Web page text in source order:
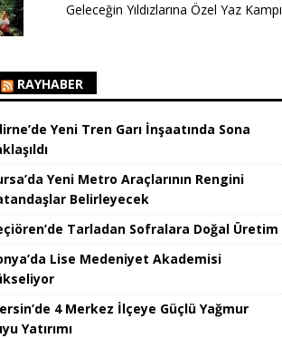
Geleceğin Yıldızlarına Özel Yaz Kampı
RAYHABER
Yeni Tren Garı İnşaatında Sona
Yeni Metro Araçlarının Rengini
Belirleyecek
Tarladan Sofralara Doğal Üretim
Lise Medeniyet Akademisi
4 Merkez İlçeye Güçlü Yağmur
Yatırımı